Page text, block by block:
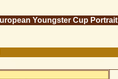
Youngster Cup Portrait